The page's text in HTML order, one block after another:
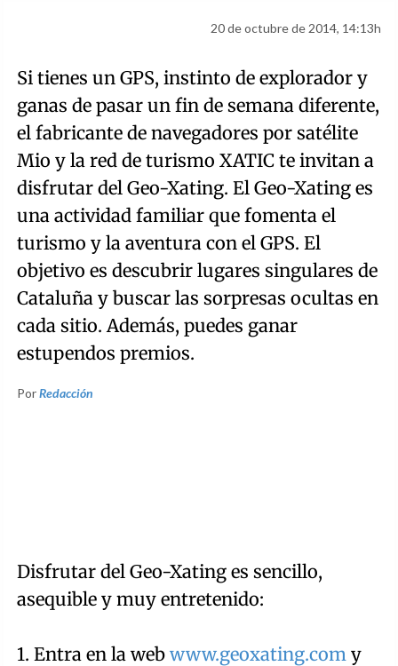
20 de octubre de 2014, 14:13h
Si tienes un GPS, instinto de explorador y
ganas de pasar un fin de semana diferente,
el fabricante de navegadores por satélite
Mio y la red de turismo XATIC te invitan a
disfrutar del Geo-Xating. El Geo-Xating es
una actividad familiar que fomenta el
turismo y la aventura con el GPS. El
objetivo es descubrir lugares singulares de
Cataluña y buscar las sorpresas ocultas en
cada sitio. Además, puedes ganar
estupendos premios.
PorRedacción
Disfrutar del Geo-Xating es sencillo,
asequible y muy entretenido:
1. Entra en la web www.geoxating.com y